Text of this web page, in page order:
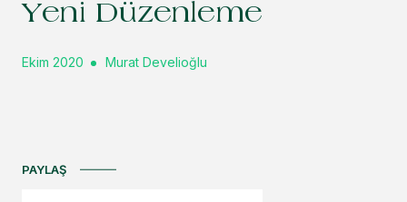
Yeni Düzenleme
Ekim 2020 Murat Develioğlu
PAYLAŞ